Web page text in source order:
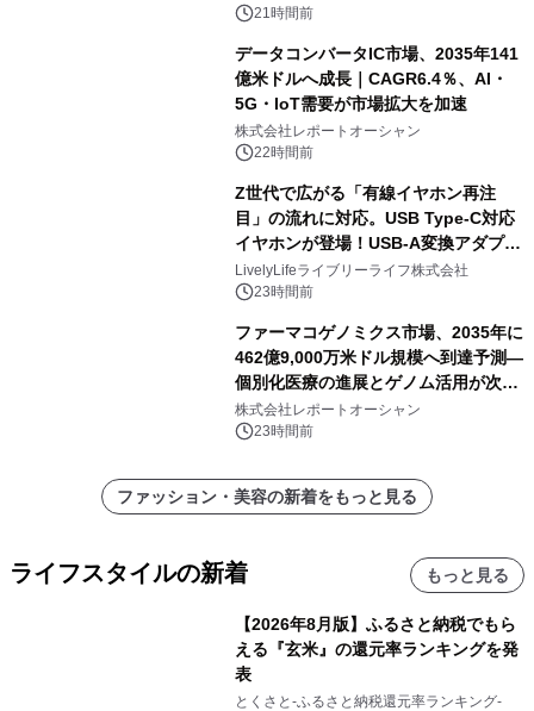
21時間前
データコンバータIC市場、2035年141
億米ドルへ成長｜CAGR6.4％、AI・
5G・IoT需要が市場拡大を加速
株式会社レポートオーシャン
22時間前
Z世代で広がる「有線イヤホン再注
目」の流れに対応。USB Type-C対応
イヤホンが登場！USB-A変換アダプタ
ー付きでスマホからパソコンまで幅広
く活用可能
LivelyLifeライブリーライフ株式会社
23時間前
ファーマコゲノミクス市場、2035年に
462億9,000万米ドル規模へ到達予測―
個別化医療の進展とゲノム活用が次世
代ヘルスケア投資を加速
株式会社レポートオーシャン
23時間前
ファッション・美容の新着をもっと見る
ライフスタイルの新着 もっと見る
【2026年8月版】ふるさと納税でもら
える『玄米』の還元率ランキングを発
表
とくさと-ふるさと納税還元率ランキング-